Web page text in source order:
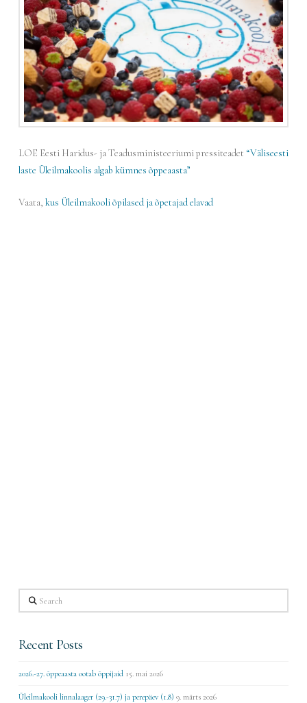
LOE Eesti Haridus- ja Teadusministeeriumi pressiteadet “Väliseesti
laste Üleilmakoolis algab kümnes õppeaasta”
Vaata, kus Üleilmakooli õpilased ja õpetajad elavad
Search
Recent Posts
2026.-27. õppeaasta ootab õppijaid 15. mai 2026
Üleilmakooli linnalaager (29.-31.7) ja perepäev (1.8) 9. märts 2026